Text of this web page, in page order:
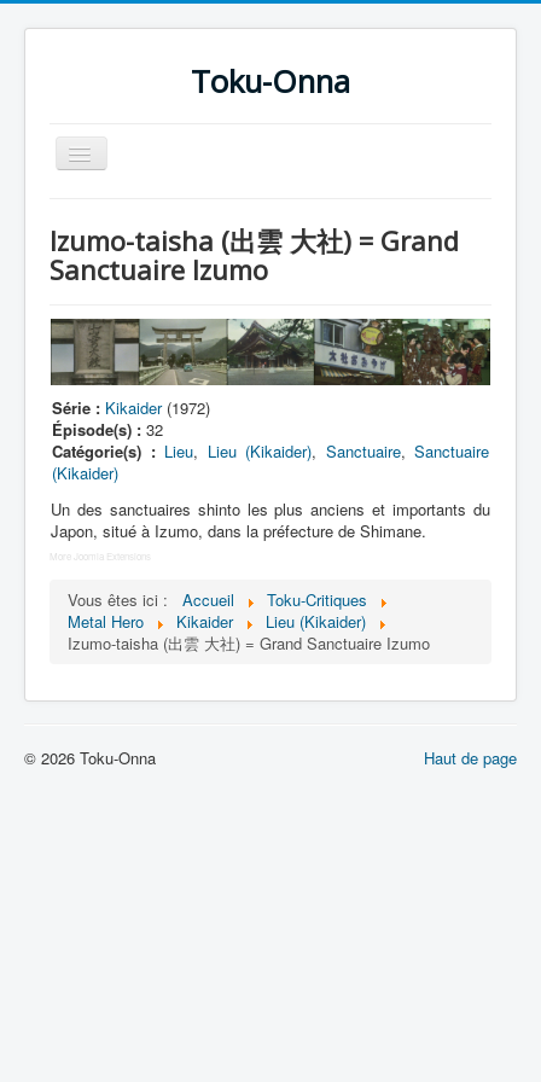
Toku-Onna
Basculer
la
Toku-Actrices
Séries
Films
COSAA
Dessins
Artiste Asperger
Lexique
Jinzô ningen Kikaider (人造 人間
キカイダー) = Androïde Kikaider
Mechas
Izumo-taisha (出雲 大社) = Grand
Sanctuaire Izumo
Série : Kikaider(1972)
Épisode(s) : 32
Catégorie(s) : Lieu, Lieu (Kikaider), Sanctuaire, Sanctuaire
(Kikaider)
Un des sanctuaires shinto les plus anciens et importants du
Japon, situé à Izumo, dans la préfecture de Shimane.
More Joomla Extensions
Vous êtes ici : Accueil
Toku-Critiques
Metal Hero
Kikaider
Lieu (Kikaider)
Izumo-taisha (出雲 大社) = Grand Sanctuaire Izumo
Haut de page
© 2026 Toku-Onna